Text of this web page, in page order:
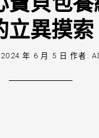
立異摸索
2024 年 6 月 5 日 作者: